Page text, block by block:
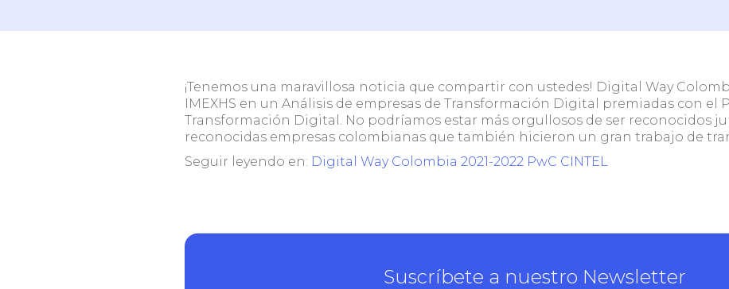
¿Necesitas ayuda para decidir?
conoce cómo optimizar tu operación.
¡Tenemos una maravillosa noticia que compartir con ustedes! Digital Way
IMEXHS en un Análisis de empresas de Transformación Digital premiadas con el
Transformación Digital. No podríamos estar más orgullosos de ser reconocidos
reconocidas empresas colombianas que también hicieron un gran trabajo de
Seguir leyendo en: Digital Way Colombia 2021-2022 PwC CINTEL
Suscríbete a nuestro Newsletter